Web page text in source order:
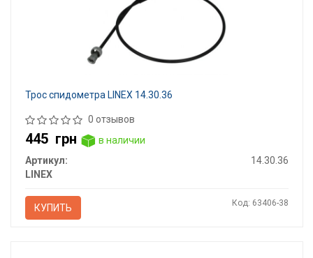
Трос спидометра LINEX 14.30.36
0 отзывов
445 грн
в наличии
Артикул:
14.30.36
LINEX
КУПИТЬ Код: 63406-38